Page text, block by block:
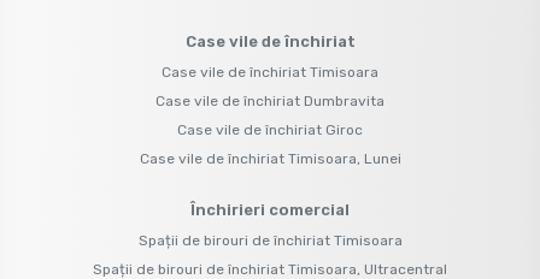
Case vile de închiriat
Case vile de închiriat Timisoara
Case vile de închiriat Dumbravita
Case vile de închiriat Giroc
Case vile de închiriat Timisoara, Lunei
Închirieri comercial
Spații de birouri de închiriat Timisoara
Spații de birouri de închiriat Timisoara, Ultracentral